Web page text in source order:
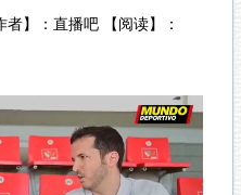
者】：直播吧 【阅读】：